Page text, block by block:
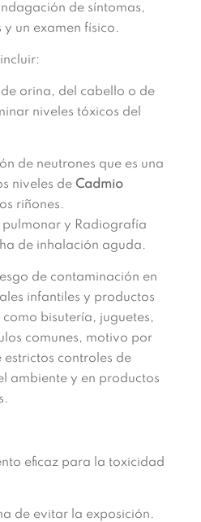
de síntomas,
y un examen físico.
orina, del cabello o de
niveles tóxicos del
de neutrones que es una
niveles de Cadmio
riñones.
y Radiografía
de inhalación aguda.
de contaminación en
infantiles y productos
bisutería, juguetes,
comunes, motivo por
estrictos controles de
ambiente y en productos
eficaz para la toxicidad
de evitar la exposición.